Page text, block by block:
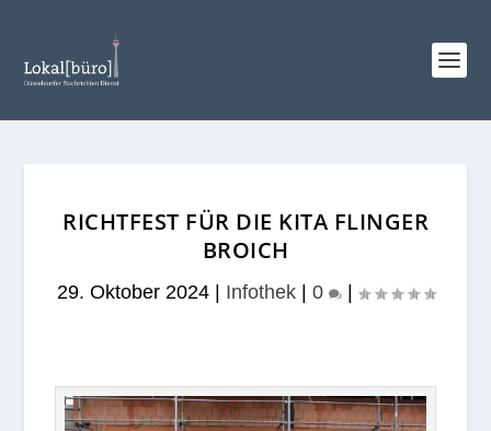
RICHTFEST FÜR DIE KITA FLINGER
BROICH
29. Oktober 2024| Infothek| 0 |